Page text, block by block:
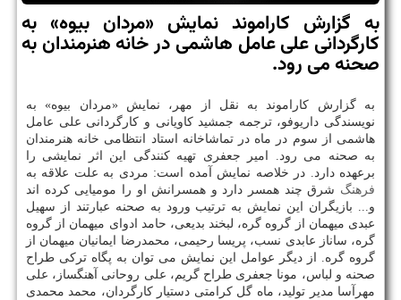
به گزارش كاراموند نمایش «مردان بیوه» به
كارگردانی علی عامل هاشمی در خانه هنرمندان به
صحنه می رود.
به گزارش كاراموند به نقل از مهر، نمایش «مردان بیوه» به
نویسندگی داریوفو، ترجمه جمشید كاویانی و كارگردانی علی عامل
هاشمی از سوم در ماه در تماشاخانه استاد انتظامی خانه هنرمندان
به صحنه می رود. امیر جعفری تهیه كنندگی این اثر نمایشی را
برعهده دارد. در خلاصه نمایش آمده است: مردی به علت علاقه به
فرهنگ شرق چند همسر دارد و همسرانش او را مومیایی كرده اند
و... بازیگران این نمایش به ترتیب ورود به صحنه عبارتند از سهیل
عبدی میهمان از گروه گره، لبخند بدیعی، حامد ادوای میهمان از گروه
گره، ساناز عابدی نسب، پریسا رحیمی، محمدرضا ایمانیان میهمان از
گروه گره. از دیگر عوامل این نمایش می توان به پگاه تركی طراح
صحنه و لباس، مونا جعفری طراح گریم، علی روحانی آهنگساز، علی
مهرآسا مدیر تولید، ماه گل كرامتی دستیار كارگردان، محمد محمدی